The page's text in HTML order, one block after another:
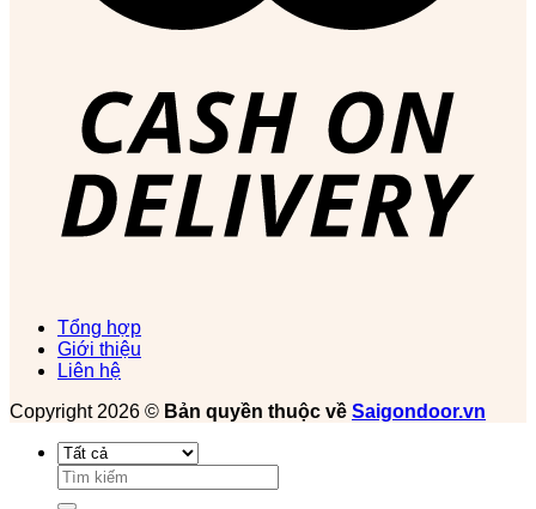
Tổng hợp
Giới thiệu
Liên hệ
Copyright 2026 © Bản quyền thuộc về Saigondoor.vn
Tìm
kiếm: